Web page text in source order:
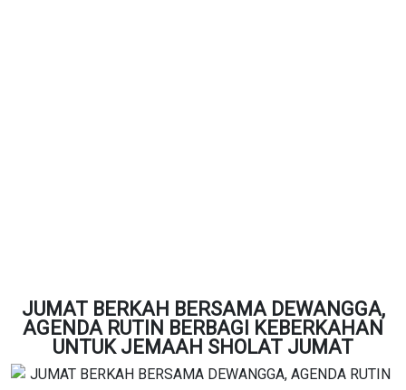
JUMAT BERKAH BERSAMA DEWANGGA,
AGENDA RUTIN BERBAGI KEBERKAHAN
UNTUK JEMAAH SHOLAT JUMAT